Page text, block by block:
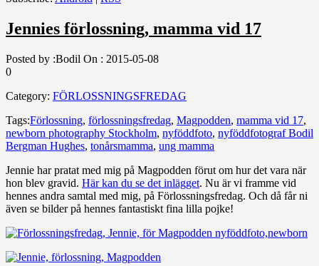
Jennies förlossning, mamma vid 17
Posted by :Bodil On : 2015-05-08
0
Category: FÖRLOSSNINGSFREDAG
Tags:Förlossning, förlossningsfredag, Magpodden, mamma vid 17,
newborn photography Stockholm, nyföddfoto, nyföddfotograf Bodil
Bergman Hughes, tonårsmamma, ung mamma
Jennie har pratat med mig på Magpodden förut om hur det vara när
hon blev gravid. Här kan du se det inlägget. Nu är vi framme vid
hennes andra samtal med mig, på Förlossningsfredag. Och då får ni
även se bilder på hennes fantastiskt fina lilla pojke!